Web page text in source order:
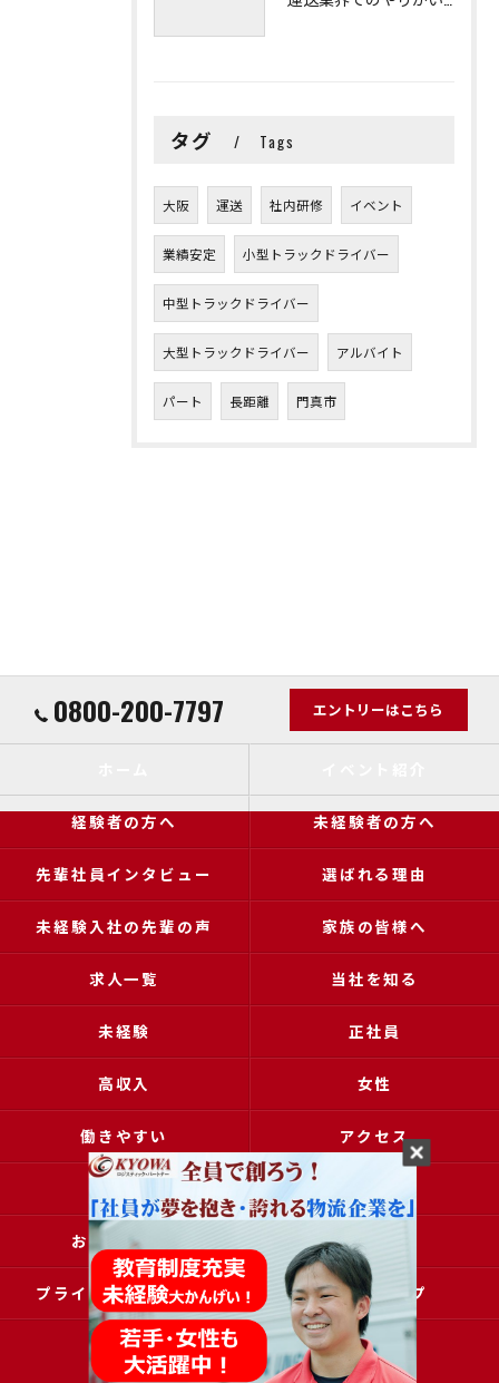
タグ Tags
大阪 運送 社内研修 イベント
業績安定 小型トラックドライバー
中型トラックドライバー
大型トラックドライバー アルバイト
パート 長距離 門真市
0800-200-7797 エントリーはこちら
経験者の方へ 未経験者の方へ
先輩社員インタビュー 選ばれる理由
未経験入社の先輩の声 家族の皆様へ
求人一覧 当社を知る
未経験 正社員
高収入 女性
働きやすい アクセス
お問い合わせ 採用申込
プライバシーポリシー サイトマップ